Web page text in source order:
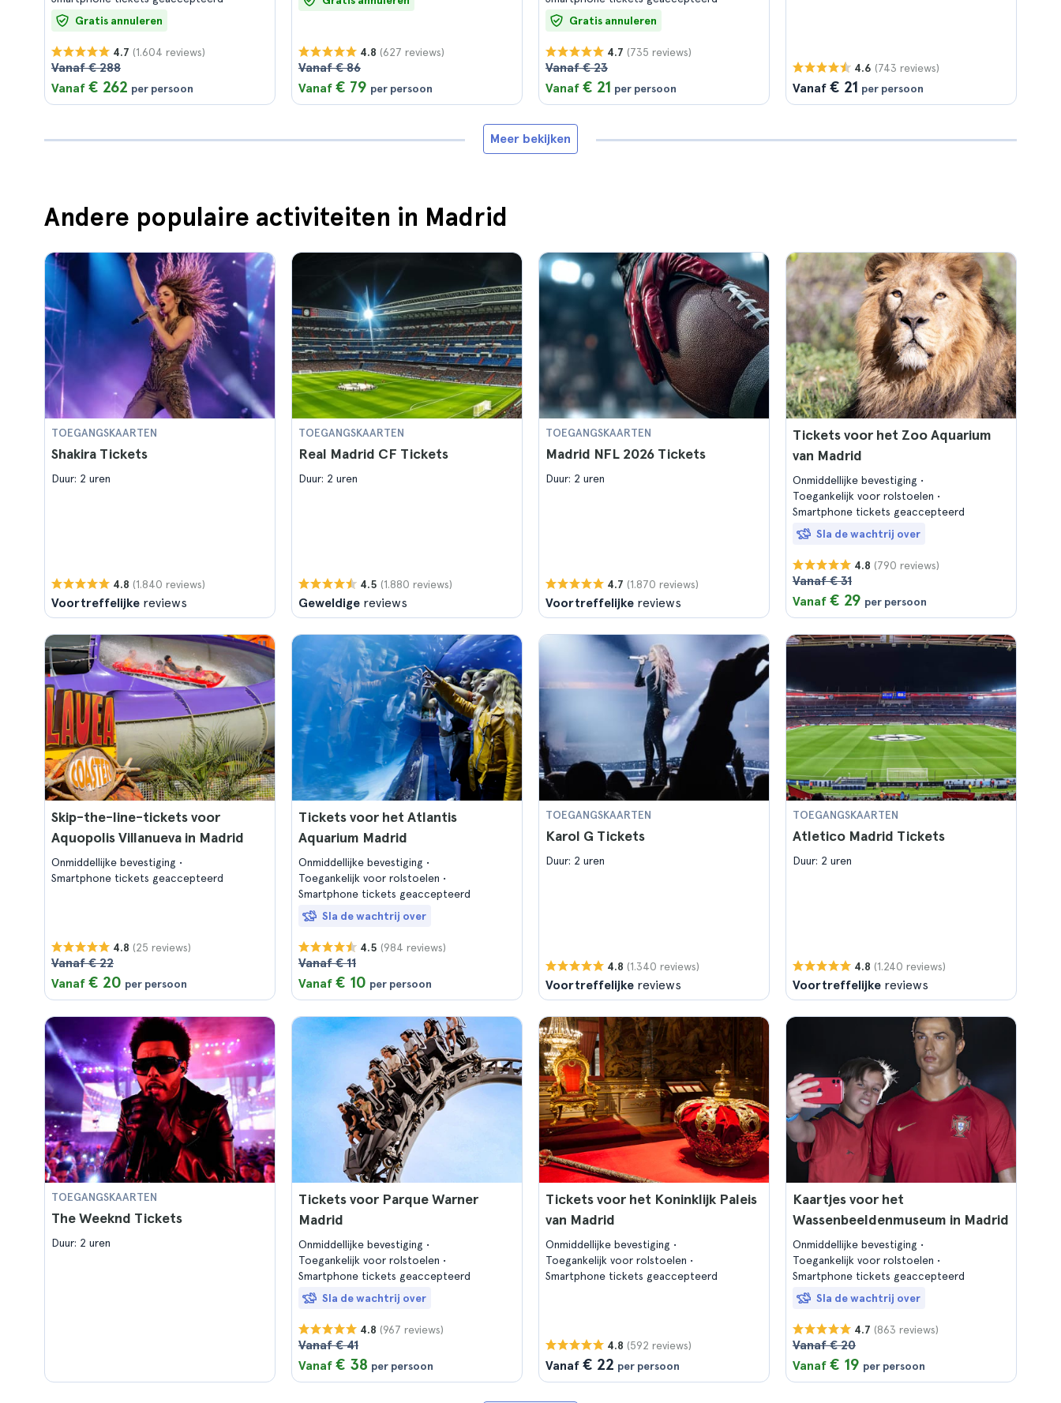
Gratis annuleren
4.7 (1.604 reviews)
Vanaf € 288
Vanaf € 262 per persoon
4.8 (627 reviews)
Vanaf € 86
Vanaf € 79 per persoon
Gratis annuleren
4.7 (735 reviews)
Vanaf € 23
Vanaf € 21 per persoon
4.6 (743 reviews)
Vanaf € 21 per persoon
Meer bekijken
Andere populaire activiteiten in Madrid
TOEGANGSKAARTEN
Shakira Tickets
Duur: 2 uren
4.8 (1.840 reviews)
Voortreffelijke reviews
TOEGANGSKAARTEN
Real Madrid CF Tickets
Duur: 2 uren
4.5 (1.880 reviews)
Geweldige reviews
TOEGANGSKAARTEN
Madrid NFL 2026 Tickets
Duur: 2 uren
4.7 (1.870 reviews)
Voortreffelijke reviews
Tickets voor het Zoo Aquarium
van Madrid
Onmiddellijke bevestiging
Toegankelijk voor rolstoelen
Smartphone tickets geaccepteerd
Sla de wachtrij over
4.8 (790 reviews)
Vanaf € 31
Vanaf € 29 per persoon
Skip-the-line-tickets voor
Aquopolis Villanueva in Madrid
Onmiddellijke bevestiging
Smartphone tickets geaccepteerd
4.8 (25 reviews)
Vanaf € 22
Vanaf € 20 per persoon
Tickets voor het Atlantis
Aquarium Madrid
Onmiddellijke bevestiging
Toegankelijk voor rolstoelen
Smartphone tickets geaccepteerd
Sla de wachtrij over
4.5 (984 reviews)
Vanaf € 11
Vanaf € 10 per persoon
TOEGANGSKAARTEN
Karol G Tickets
Duur: 2 uren
4.8 (1.340 reviews)
Voortreffelijke reviews
TOEGANGSKAARTEN
Atletico Madrid Tickets
Duur: 2 uren
4.8 (1.240 reviews)
Voortreffelijke reviews
TOEGANGSKAARTEN
The Weeknd Tickets
Duur: 2 uren
Tickets voor Parque Warner
Madrid
Onmiddellijke bevestiging
Toegankelijk voor rolstoelen
Smartphone tickets geaccepteerd
Sla de wachtrij over
4.8 (967 reviews)
Vanaf € 41
Vanaf € 38 per persoon
Tickets voor het Koninklijk Paleis
van Madrid
Onmiddellijke bevestiging
Toegankelijk voor rolstoelen
Smartphone tickets geaccepteerd
4.8 (592 reviews)
Vanaf € 22 per persoon
Kaartjes voor het
Wassenbeeldenmuseum in Madrid
Onmiddellijke bevestiging
Toegankelijk voor rolstoelen
Smartphone tickets geaccepteerd
Sla de wachtrij over
4.7 (863 reviews)
Vanaf € 20
Vanaf € 19 per persoon